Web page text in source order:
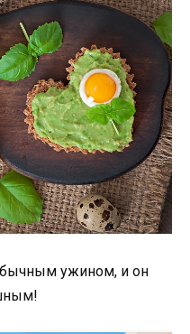
ужином, и он